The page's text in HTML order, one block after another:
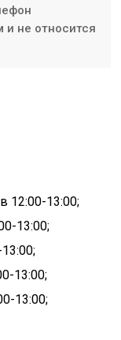
и не относится
12:00-13:00;
13:00;
13:00;
13:00;